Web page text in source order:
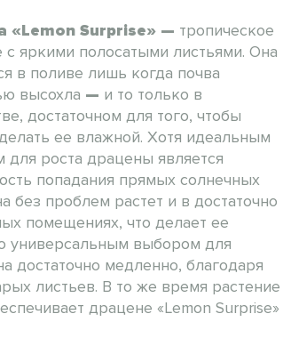
«Lemon Surprise» — тропическое
с яркими полосатыми листьями. Она
в поливе лишь когда почва
высохла — и то только в
достаточном для того, чтобы
ее влажной. Хотя идеальным
для роста драцены является
попадания прямых солнечных
без проблем растет и в достаточно
помещениях, что делает ее
универсальным выбором для
достаточно медленно, благодаря
листьев. В то же время растение
драцене «Lemon Surprise»